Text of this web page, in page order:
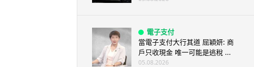
電子支付
當電子支付大行其道 屈穎妍: 商
戶只收現金 唯一可能是逃稅 ...
05.08.2026